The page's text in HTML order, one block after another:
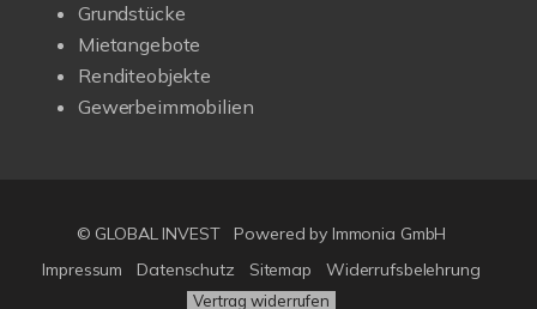
Grundstücke
Mietangebote
Renditeobjekte
Gewerbeimmobilien
© GLOBAL INVEST Powered by Immonia GmbH
Impressum
Datenschutz Sitemap Widerrufsbelehrung
Vertrag widerrufen